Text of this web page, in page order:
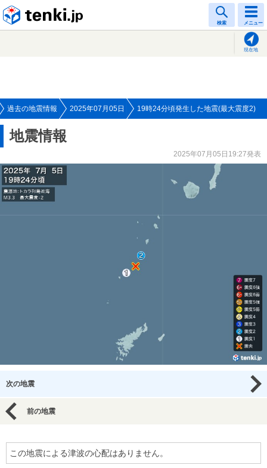
検索 メニュー
現在地
過去の地震情報 2025年07月05日 19時24分頃発生した地震(最大震度2)
地震情報
2025年07月05日19:27発表
次の地震
前の地震
この地震による津波の心配はありません。